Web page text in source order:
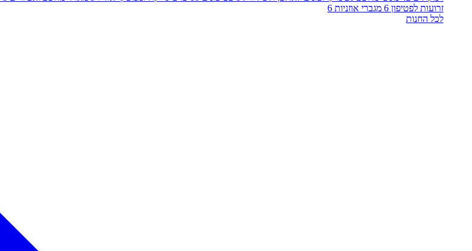
זרועות לפטיפון 6 מגברי אוזניות 6
לכל החנות